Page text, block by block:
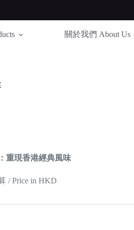
關於我們 About Us
重現香港經典風味
/ Price in HKD